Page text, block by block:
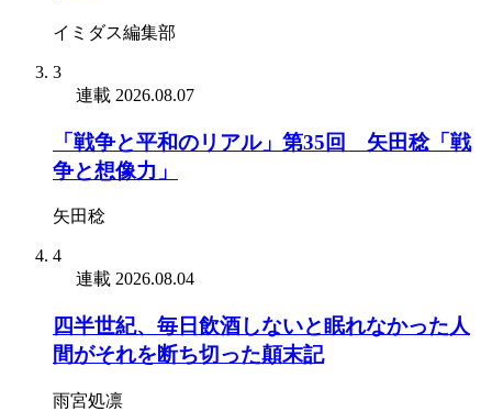
イミダス編集部
3
連載 2026.08.07
「戦争と平和のリアル」第35回 矢田稔「戦
争と想像力」
矢田稔
4
連載 2026.08.04
四半世紀、毎日飲酒しないと眠れなかった人
間がそれを断ち切った顛末記
雨宮処凛